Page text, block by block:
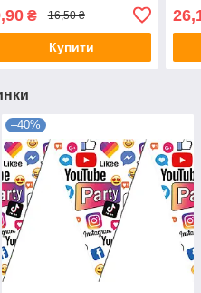
₴ 16,50 ₴
Купити
–40%